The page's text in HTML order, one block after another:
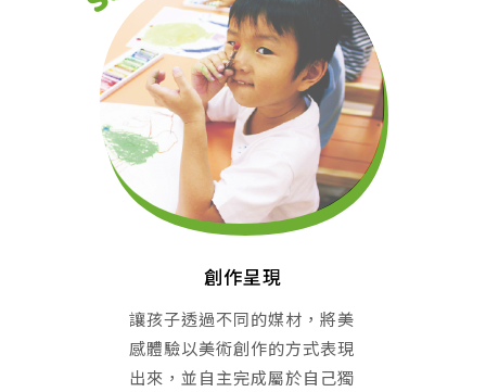
創作呈現
讓孩子透過不同的媒材，將美
感體驗以美術創作的方式表現
出來，並自主完成屬於自己獨